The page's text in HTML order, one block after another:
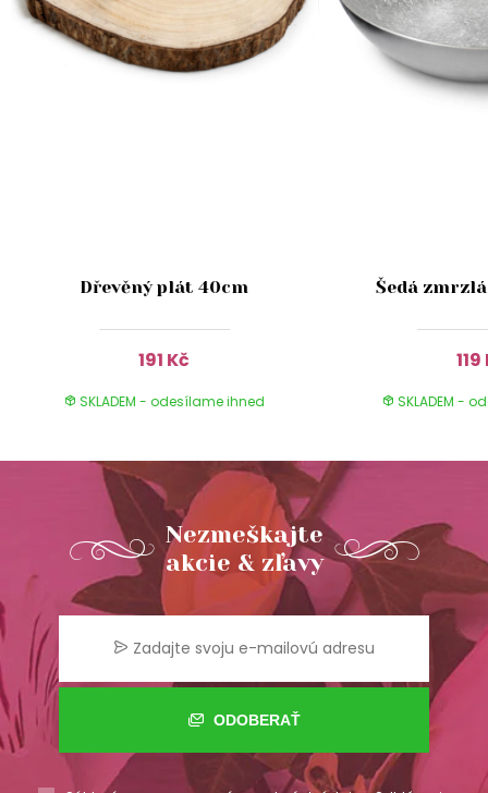
Dřevěný plát 40cm
191 Kč
SKLADEM - odesílame ihned
Šedá
SKLADEM -
Nezmeškajte
akcie & zľavy
ODOBERAŤ